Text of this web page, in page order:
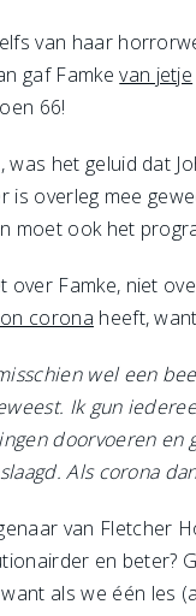
van haar
gaf Famkevan jetje
66!
het geluid dat
is overleg mee
moet ook het
over Famke, niet
corona heeft,
wel een
Ik gun
doorvoeren
Als corona
van Fletcher
en beter?
als we één les